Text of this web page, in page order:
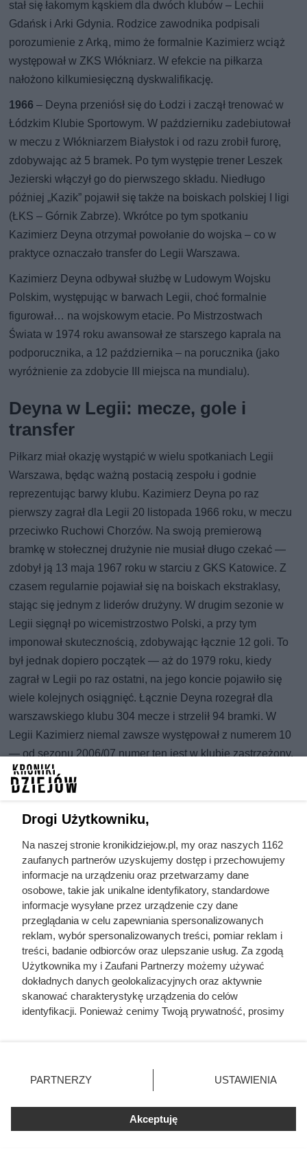
stał się łakomym kąskiem dla dwóch klubów – Lechii
Gdańsk i Arki Gdynia. Rodzice zawodnika podpisali
porozumienie z Arką, mimo że formalnie Kazimierz wciąż
występował w ZKS Włókniarz. W efekcie na piłkarza
nałożono kilkumiesięczną dyskwalifikację.
1966 – Deyna przeniósł się do Łodzi i zaczął trenować w
Łódzkim Klubie Sportowym. W październiku zadebiutował
w meczu z Włókniarzem Białystok i od razu zrobił furorę,
zdobywając aż 5 bramek. Po tym występie trener Leszek
Jezierski włączył go do pierwszego składu. Niedługo
później „Kazik” pojawił się także na boiskach polskiej I ligi
(ŁKS – Górnik Zabrze). Wkrótce po tym spotkaniu
Kazimierz Deyna otrzymał powołanie do wojska – co w
praktyce oznaczało transfer do Legii Warszawa.
Kazimierz Deyna odbywał służbę w Ludowym Wojsku
Polskim, występując w barwach Legii, choć formalnie
figurował… na wojskowym etacie. Po Mistrzostwach
Świata w 1974 roku awansował ze starszego kaprala na
podporucznika, a 12 października – na porucznika (jako
wyróżnienie za zdobycie III miejsca na mundialu).
Deyna w Legii: mecze, gole i
transfer
Piłkarz miał okazję wystąpić w wielu spotkaniach Legii
Warszawa, będąc ważną postacią zespołu i godnie
reprezentując barwy klubu. Kazimierz Deyna po raz
pierwszy zagrał dla Legii 20 listopada 1966 roku, w meczu
przeciwko Ruchowi Chorzów. Na swoją premierową
bramkę w stołecznej drużynie nie musiał długo czekać —
zdobył ją 13 maja 1967 roku w starciu z GKS Katowice. Z
czasem regularnie pojawiał się na boiskach ekstraklasy,
stając się jednym z liderów drużyny. W drugim sezonie w
Legii sięgnął po wicemistrzostwo Polski, a przy tym
imponował skutecznością, zdobywając łącznie 12 goli. To
był jednak dopiero początek — aż do 1979 roku, kiedy
zagrał w Legii po raz ostatni, na jego koncie pojawiło się
wiele kolejnych osiągnięć. Łącznie Deyna rozegrał dla
warszawskiego klubu 304 mecze i strzelił 94 bramki. W
Legii Kazimierz niemal zawsze występował z numerem 10
— od sezonu 2006/07 numer ten jest w klubie zastrzeżony.
Warto też pamiętać, że już od 1974 roku o Kazimierza
Deynę zaczęły zabiegać liczne zagraniczne kluby. Wśród
zainteresowanych wymieniano m.in. A.C. Milan, AS
głośnych ofert transfer nie był możliwy — większość tych
drużyn pochodziła z państw NATO, a Deyna był oficerem
Ludowego Wojska Polskiego. Dopiero po występie na
mistrzostwach świata w 1978 roku otrzymał zgodę władz na
wyjazd z kraju. 22 listopada 1978 roku podpisał kontrakt z
Manchester City.
Drogi Użytkowniku,
Na naszej stronie kronikidziejow.pl, my oraz naszych 1162
zaufanych partnerów uzyskujemy dostęp i przechowujemy
informacje na urządzeniu oraz przetwarzamy dane
osobowe, takie jak unikalne identyfikatory, standardowe
informacje wysyłane przez urządzenie czy dane
przeglądania w celu zapewniania spersonalizowanych
reklam, wybór spersonalizowanych treści, pomiar reklam i
treści, badanie odbiorców oraz ulepszanie usług. Za zgodą
Użytkownika my i Zaufani Partnerzy możemy używać
dokładnych danych geolokalizacyjnych oraz aktywnie
skanować charakterystykę urządzenia do celów
identyfikacji. Ponieważ cenimy Twoją prywatność, prosimy
prywatności znajdujący się w lewym dolnym rogu strony
. Niektóre rodzaje przetwarzania danych nie wymagają
zgody użytkownika, ale masz prawo sprzeciwić się
takiemu przetwarzaniu. Preferencje będą miały
zastosowania tylko na tej witrynie.
PARTNERZY USTAWIENIA
Akceptuję